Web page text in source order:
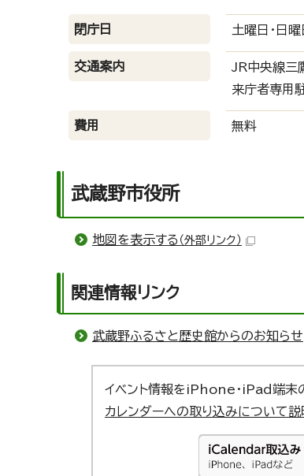
閉庁日 土曜日・日曜
交通案内
JR中央線三
来庁者専用
費用 無料
武蔵野市役所
地図を表示する （外部リンク）
関連情報リンク
武蔵野ふるさと歴史館からのお知らせ
イベント情報をiPhone・iPad端末
カレンダーへの取り込みについて